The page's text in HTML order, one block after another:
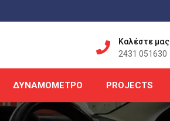
Καλέστε μας
2431 051630
ΔΥΝΑΜΌΜΕΤΡΟ PROJECTS